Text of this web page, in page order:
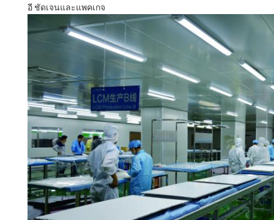
เสนอ
แผนผัง
เว็บไซต์
PRIVACY
POLICY
อี ชัดเจนและแพคเกจ